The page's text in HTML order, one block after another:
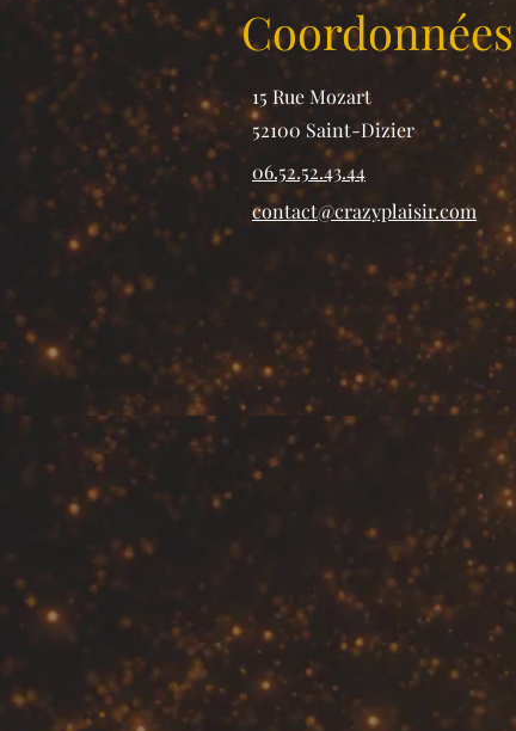
Coordonnées
15 Rue Mozart
52100 Saint-Dizier
06.52.52.43.44
contact@crazyplaisir.com